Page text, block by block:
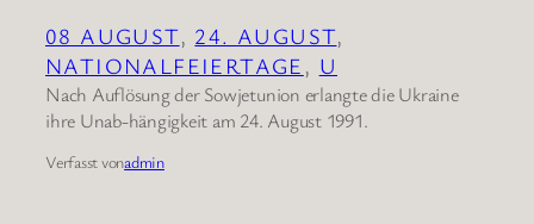
08 AUGUST, 24. AUGUST
NATIONALFEIERTAGE , U
Nach Auflösung der Sowjetunion erlangte die Ukraine
ihre Unab-hängigkeit am 24. August 1991.
Verfasst vonadmin